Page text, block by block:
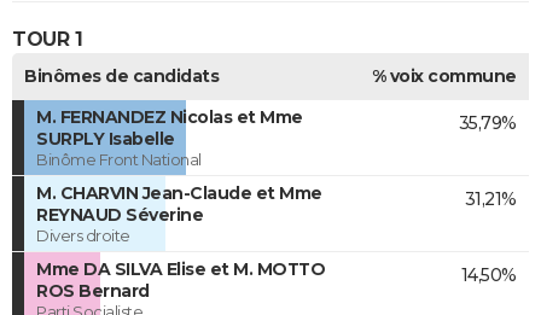
TOUR 1
Binômes de candidats
% voix commune
M. FERNANDEZ Nicolas et Mme
SURPLY Isabelle
Binôme Front National
35,79%
M. CHARVIN Jean-Claude et Mme
REYNAUD Séverine
Divers droite
31,21%
Mme DA SILVA Elise et M. MOTTO
ROS Bernard
Parti Socialiste
14,50%